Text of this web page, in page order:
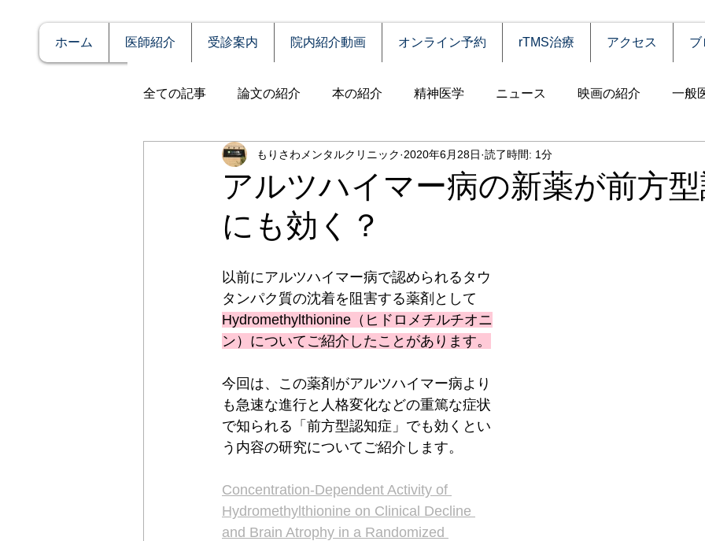
ホーム 医師紹介 受診案内 院内紹介動画 オンライン予約 rTMS治療 アクセス ブ
全ての記事 論文の紹介 本の紹介 精神医学 ニュース 映画の紹介 一般
症例報告 発達障害 自殺 認知症 うつ病
アルコール依存（乱用） 統合失調症
全般性不安障害 パニック障害 摂食障害 強迫性障害
PTSD（心的外傷後ストレス障害） 睡眠障害
アルツハイマー病の新薬が前方
にも効く？
もりさわメンタルクリニック 2020年6月28日 読了時間: 1分
以前にアルツハイマー病で認められるタウ
タンパク質の沈着を阻害する薬剤として
Hydromethylthionine（ヒドロメチルチオニ
ン）についてご紹介したことがあります。
今回は、この薬剤がアルツハイマー病より
も急速な進行と人格変化などの重篤な症状
で知られる「前方型認知症」でも効くとい
う内容の研究についてご紹介します。
Concentration-Dependent Activity of
Hydromethylthionine on Clinical Decline
and Brain Atrophy in a Randomized